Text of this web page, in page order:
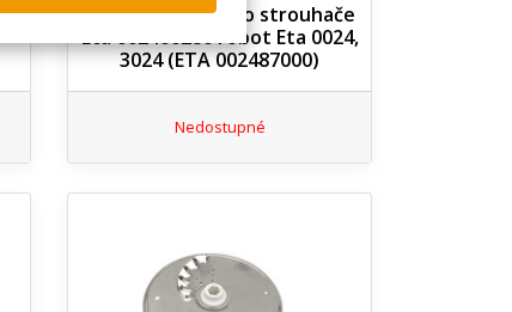
Odměrka - tlačidlo strouhače
Eta 002400280 robot Eta 0024,
3024 (ETA 002487000)
Nedostupné